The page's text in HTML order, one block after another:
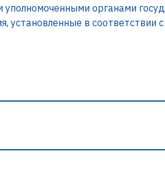
органами
установленные в соответствии